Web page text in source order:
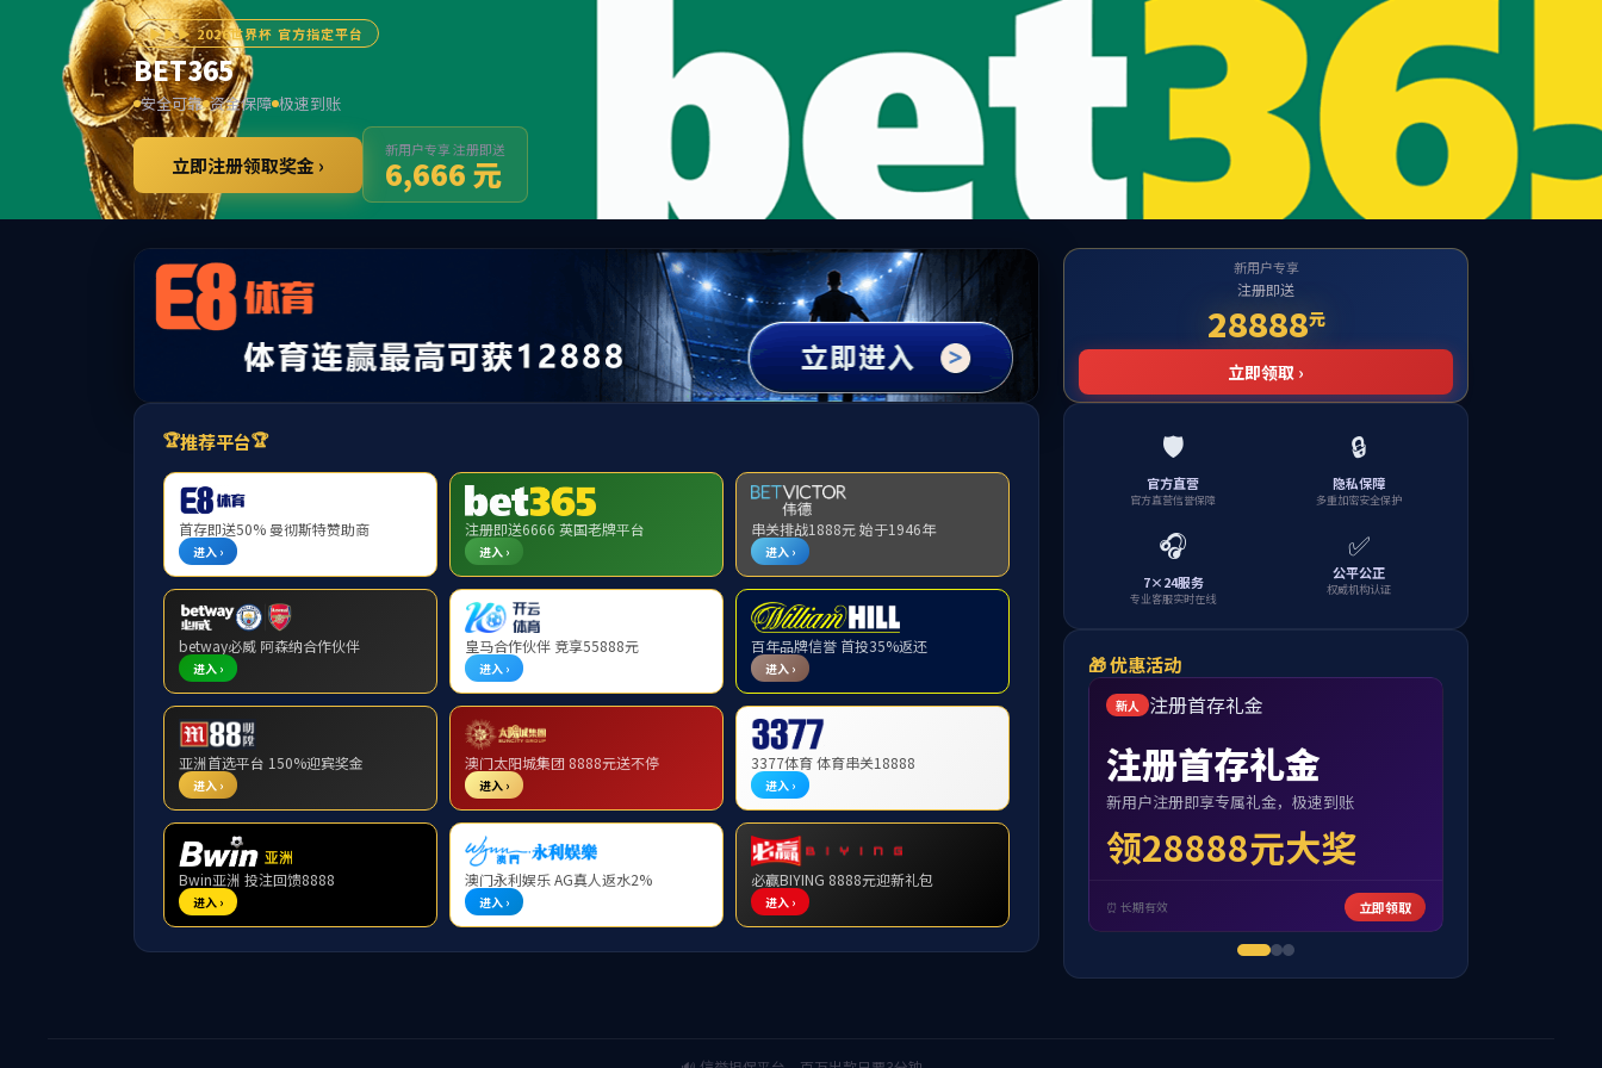
中国·yl1111永利(集团)有限公司-Official Website
首页 关闭此页